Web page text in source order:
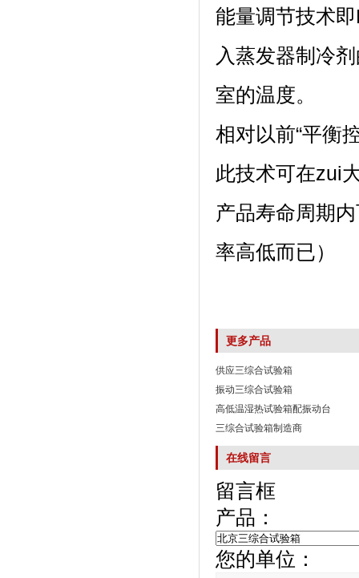
能量调节技术即
入蒸发器制冷剂
室的温度。
相对以前“平衡
此技术可在zui
产品寿命周期
率高低而已）
更多产品
供应三综合试验箱
振动三综合试验箱
高低温湿热试验箱配振动台
三综合试验箱制造商
在线留言
留言框
产品：
您的单位：